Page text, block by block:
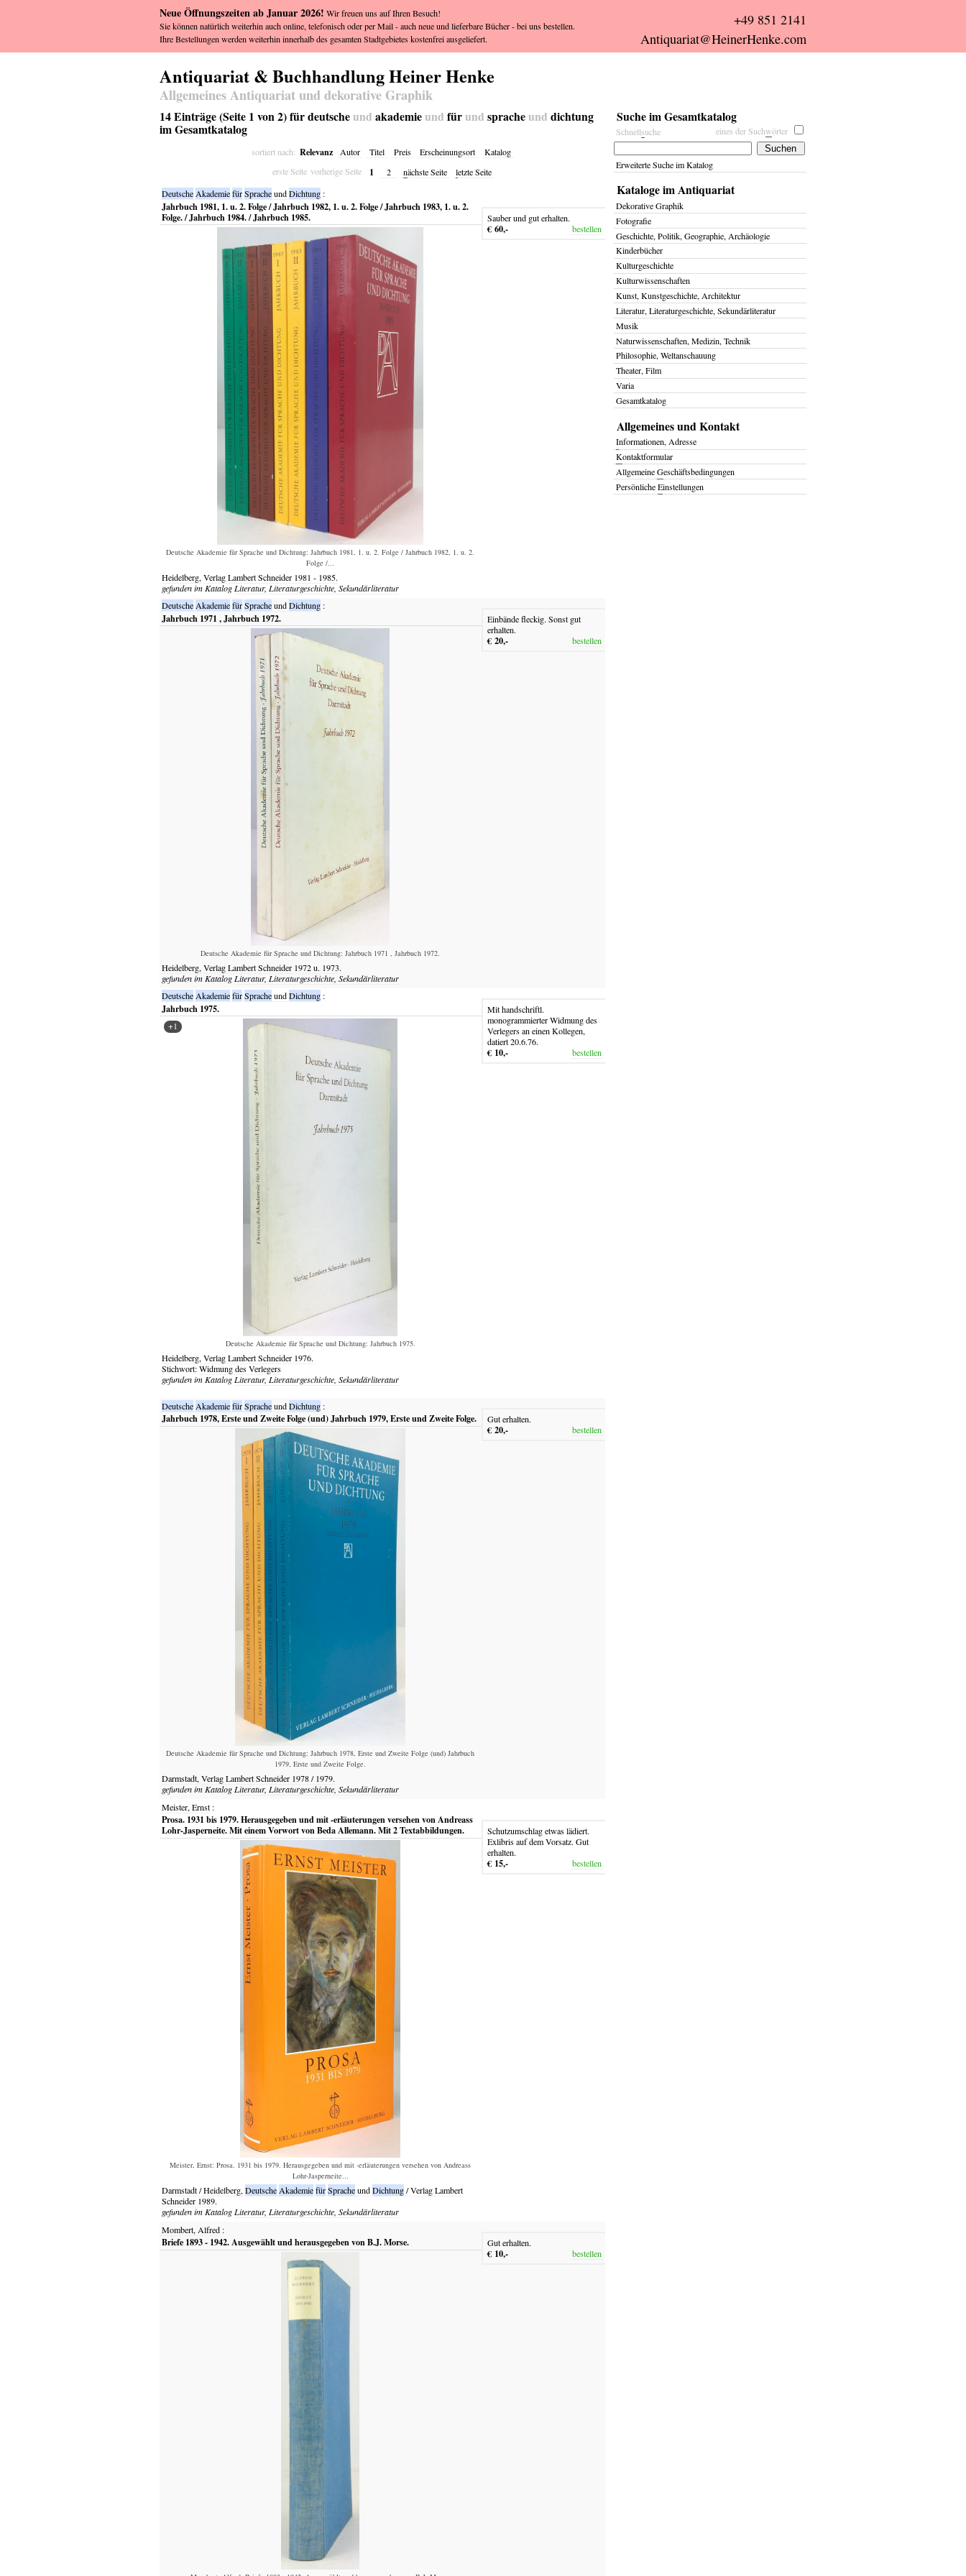
Antiquariat & Buchhandlung Heiner Henke
Allgemeines Antiquariat und dekorative Graphik
14 Einträge (Seite 1 von 2) für deutscheund akademieund fürund spracheund dichtung
im Gesamtkatalog
sortiert nach: Relevanz Autor Titel Preis Erscheinungsort
Katalog
erste Seite vorherige Seite 1 2 nächste Seite letzte Seite
Deutsche Akademie für SpracheundDichtung:
Jahrbuch 1981, 1. u. 2. Folge / Jahrbuch 1982, 1. u. 2. Folge / Jahrbuch 1983, 1. u. 2.
Folge. / Jahrbuch 1984. / Jahrbuch 1985.
Deutsche Akademie für Sprache und Dichtung: Jahrbuch 1981, 1. u. 2. Folge / Jahrbuch 1982, 1. u. 2.
Folge /...
Heidelberg, Verlag Lambert Schneider 1981 - 1985.
gefunden im Katalog Literatur, Literaturgeschichte, Sekundärliteratur
Sauber und gut erhalten.
€ 60,- bestellen
Deutsche Akademie für SpracheundDichtung:
Jahrbuch 1971 , Jahrbuch 1972.
Deutsche Akademie für Sprache und Dichtung: Jahrbuch 1971 , Jahrbuch 1972.
Heidelberg, Verlag Lambert Schneider 1972 u. 1973.
gefunden im Katalog Literatur, Literaturgeschichte, Sekundärliteratur
Einbände fleckig. Sonst gut
erhalten.
€ 20,- bestellen
Deutsche Akademie für SpracheundDichtung:
Jahrbuch 1975.
+1
Deutsche Akademie für Sprache und Dichtung: Jahrbuch 1975.
Heidelberg, Verlag Lambert Schneider 1976.
Stichwort:Widmung des Verlegers
gefunden im Katalog Literatur, Literaturgeschichte, Sekundärliteratur
Mit handschriftl.
monogrammierter Widmung des
Verlegers an einen Kollegen,
datiert 20.6.76.
€ 10,- bestellen
Deutsche Akademie für SpracheundDichtung:
Jahrbuch 1978, Erste und Zweite Folge (und) Jahrbuch 1979, Erste und Zweite Folge.
Deutsche Akademie für Sprache und Dichtung: Jahrbuch 1978, Erste und Zweite Folge (und) Jahrbuch
1979, Erste und Zweite Folge.
Darmstadt, Verlag Lambert Schneider 1978 / 1979.
gefunden im Katalog Literatur, Literaturgeschichte, Sekundärliteratur
Gut erhalten.
€ 20,- bestellen
Meister, Ernst:
Prosa. 1931 bis 1979. Herausgegeben und mit -erläuterungen versehen von Andreass
Lohr-Jasperneite. Mit einem Vorwort von Beda Allemann. Mit 2 Textabbildungen.
Meister, Ernst: Prosa. 1931 bis 1979. Herausgegeben und mit -erläuterungen versehen von Andreass
Lohr-Jasperneite...
Darmstadt / Heidelberg, Deutsche Akademie für SpracheundDichtung/ Verlag Lambert
Schneider 1989.
gefunden im Katalog Literatur, Literaturgeschichte, Sekundärliteratur
Schutzumschlag etwas lädiert.
Exlibris auf dem Vorsatz. Gut
erhalten.
€ 15,- bestellen
Mombert, Alfred:
Briefe 1893 - 1942. Ausgewählt und herausgegeben von B.J. Morse. Gut erhalten.
€ 10,- bestellen
Suche im Gesamtkatalog
eines der Suchwörter
Schnellsuche
Erweiterte Suche im Katalog
Kataloge im Antiquariat
Dekorative Graphik
Fotografie
Geschichte, Politik, Geographie, Archäologie
Kinderbücher
Kulturgeschichte
Kulturwissenschaften
Kunst, Kunstgeschichte, Architektur
Literatur, Literaturgeschichte, Sekundärliteratur
Musik
Naturwissenschaften, Medizin, Technik
Philosophie, Weltanschauung
Theater, Film
Varia
Gesamtkatalog
Allgemeines und Kontakt
Informationen, Adresse
Kontaktformular
AllgemeineGeschäftsbedingungen
PersönlicheEinstellungen
Neue Öffnungszeiten ab Januar 2026! Wir freuen uns auf Ihren Besuch!
Sie können natürlich weiterhin auch online, telefonisch oder per Mail - auch neue und lieferbare Bücher - bei uns bestellen.
Ihre Bestellungen werden weiterhin innerhalb des gesamten Stadtgebietes kostenfrei ausgeliefert.
+49 851 2141
Antiquariat@HeinerHenke.com